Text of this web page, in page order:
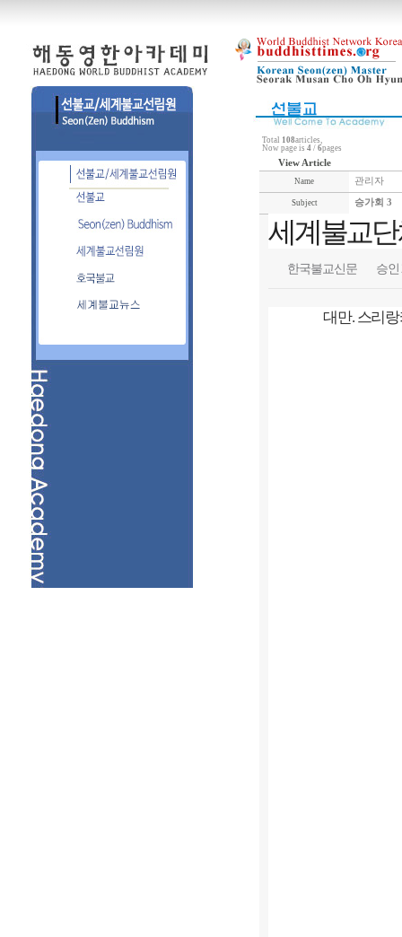
Total 108articles,
Now page is 4 / 6pages
View Article
Name 관리자
Subject 승가회 3
세계불교
한국불교신문 승인
대만. 스리